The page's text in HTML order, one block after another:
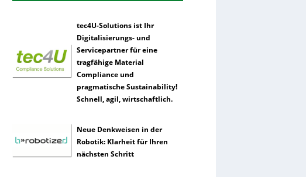
tec4U-Solutions ist Ihr
Digitalisierungs- und
Servicepartner für eine
tragfähige Material
Compliance und
pragmatische Sustainability!
Schnell, agil, wirtschaftlich.
Neue Denkweisen in der
Robotik: Klarheit für Ihren
nächsten Schritt